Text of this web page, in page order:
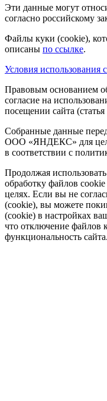
Эти данные могут
согласно российскому
Файлы куки (cookie),
описаны по ссылке.
Условия использования
Правовым основанием
согласие на
посещении сайта
Собранные данные
ООО «ЯНДЕКС» для
в соответствии с
Продолжая
обработку файлов
целях. Если вы не
(cookie), вы можете
(cookie) в настройках
что отключение файлов
функциональность сайта.